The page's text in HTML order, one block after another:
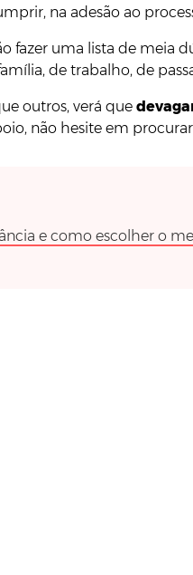
na adesão ao
fazer uma lista de meia
de trabalho, de
outros, verá que
não hesite em
e como escolher o